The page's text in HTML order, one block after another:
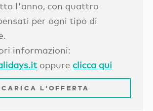
l'anno, con quattro
per ogni tipo di
informazioni:
oppure clicca qui
L'OFFERTA